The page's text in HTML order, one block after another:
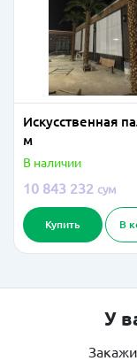
Искусственная
м
В наличии
10 843 232 сум
Купить В
У